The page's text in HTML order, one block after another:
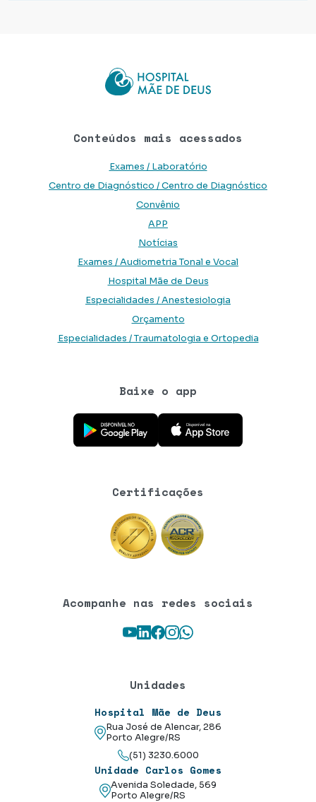
Conteúdos mais acessados
Exames / Laboratório
Centro de Diagnóstico / Centro de Diagnóstico
Convênio
APP
Notícias
Exames / Audiometria Tonal e Vocal
Hospital Mãe de Deus
Especialidades / Anestesiologia
Orçamento
Especialidades / Traumatologia e Ortopedia
Baixe o app
Baixe o aplicativo na Google Play Store
Baixe o aplicativo na App Store
Certificações
Acompanhe nas redes sociais
Youtube
LinkedIn
Facebook
Instagram
WhatsApp
Unidades
Hospital Mãe de Deus
Rua José de Alencar, 286
Porto Alegre/RS
(51) 3230.6000
Unidade Carlos Gomes
Avenida Soledade, 569
Porto Alegre/RS